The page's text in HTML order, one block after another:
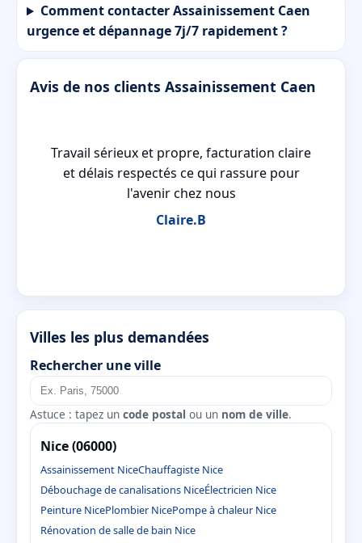
Comment contacter Assainissement Caen
urgence et dépannage 7j/7 rapidement ?
Avis de nos clients Assainissement Caen
Travail sérieux et propre, facturation claire
et délais respectés ce qui rassure pour
l'avenir chez nous
Claire.B
Villes les plus demandées
Rechercher une ville
Astuce : tapez un code postal ou un nom de ville.
Nice (06000)
Assainissement NiceChauffagiste Nice
Débouchage de canalisations NiceÉlectricien Nice
Peinture NicePlombier NicePompe à chaleur Nice
Rénovation de salle de bain Nice